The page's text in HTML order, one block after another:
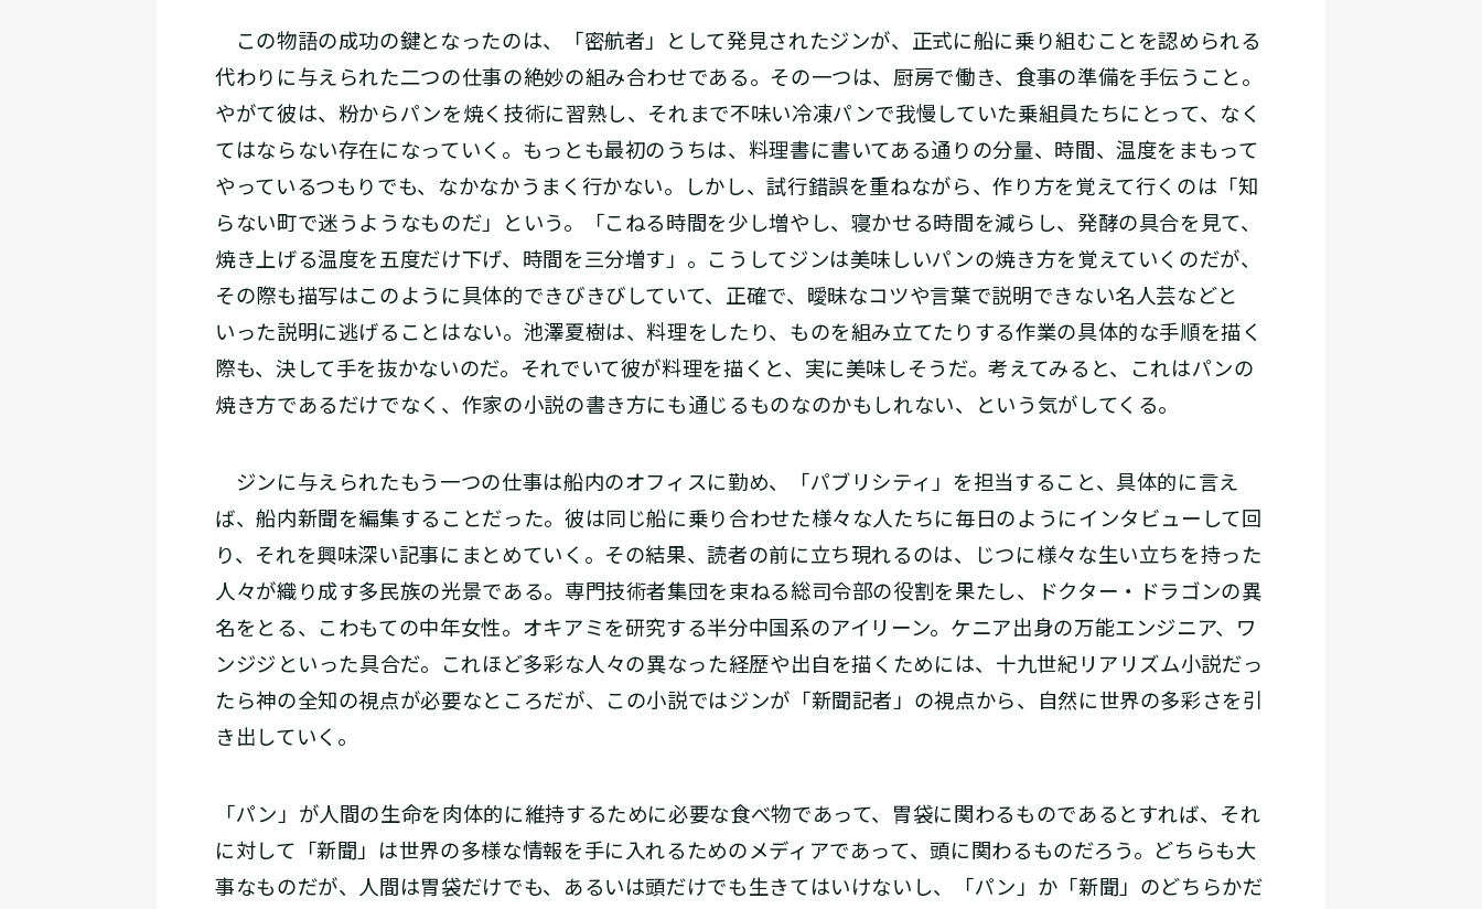
この物語の成功の鍵となったのは、「密航者」として発見されたジンが、正式に船に乗り組むことを認められる
代わりに与えられた二つの仕事の絶妙の組み合わせである。その一つは、厨房で働き、食事の準備を手伝うこと。
やがて彼は、粉からパンを焼く技術に習熟し、それまで不味い冷凍パンで我慢していた乗組員たちにとって、なく
てはならない存在になっていく。もっとも最初のうちは、料理書に書いてある通りの分量、時間、温度をまもって
やっているつもりでも、なかなかうまく行かない。しかし、試行錯誤を重ねながら、作り方を覚えて行くのは「知
らない町で迷うようなものだ」という。「こねる時間を少し増やし、寝かせる時間を減らし、発酵の具合を見て、
焼き上げる温度を五度だけ下げ、時間を三分増す」。こうしてジンは美味しいパンの焼き方を覚えていくのだが、
その際も描写はこのように具体的できびきびしていて、正確で、曖昧なコツや言葉で説明できない名人芸などと
いった説明に逃げることはない。池澤夏樹は、料理をしたり、ものを組み立てたりする作業の具体的な手順を描く
際も、決して手を抜かないのだ。それでいて彼が料理を描くと、実に美味しそうだ。考えてみると、これはパンの
焼き方であるだけでなく、作家の小説の書き方にも通じるものなのかもしれない、という気がしてくる。
ジンに与えられたもう一つの仕事は船内のオフィスに勤め、「パブリシティ」を担当すること、具体的に言え
ば、船内新聞を編集することだった。彼は同じ船に乗り合わせた様々な人たちに毎日のようにインタビューして回
り、それを興味深い記事にまとめていく。その結果、読者の前に立ち現れるのは、じつに様々な生い立ちを持った
人々が織り成す多民族の光景である。専門技術者集団を束ねる総司令部の役割を果たし、ドクター・ドラゴンの異
名をとる、こわもての中年女性。オキアミを研究する半分中国系のアイリーン。ケニア出身の万能エンジニア、ワ
ンジジ――といった具合だ。これほど多彩な人々の異なった経歴や出自を描くためには、十九世紀リアリズム小説だっ
たら神の全知の視点が必要なところだが、この小説ではジンが「新聞記者」の視点から、自然に世界の多彩さを引
き出していく。
「パン」が人間の生命を肉体的に維持するために必要な食べ物であって、胃袋に関わるものであるとすれば、それ
に対して「新聞」は世界の多様な情報を手に入れるためのメディアであって、頭に関わるものだろう。どちらも大
事なものだが、人間は胃袋だけでも、あるいは頭だけでも生きてはいけないし、「パン」か「新聞」のどちらかだ